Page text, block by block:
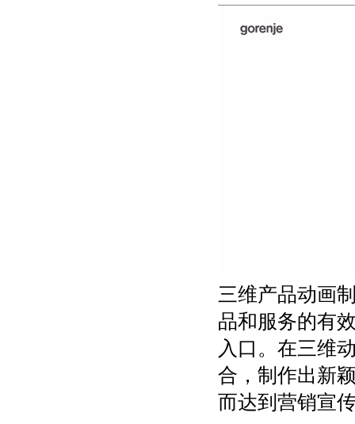
三维产品动画
品和服务的有
入口。在三维
合，制作出新
而达到营销宣